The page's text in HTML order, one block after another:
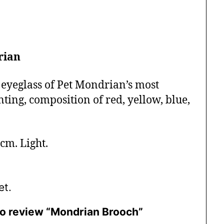
of Pet Mondrian’s most
composition of red, yellow, blue,
Light.
review “Mondrian Brooch”